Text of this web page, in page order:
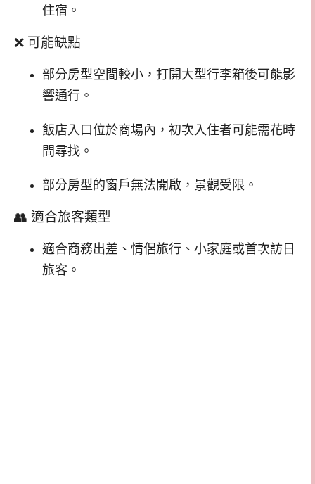
住宿。​
❌ 可能缺點
部分房型空間較小，打開大型行李箱後可能影
響通行。
飯店入口位於商場內，初次入住者可能需花時
間尋找。
部分房型的窗戶無法開啟，景觀受限。​
👥 適合旅客類型
適合商務出差、情侶旅行、小家庭或首次訪日
旅客。​